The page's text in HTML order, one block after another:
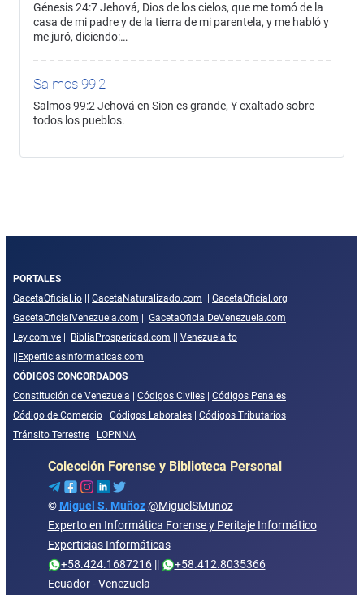
Génesis 24:7 Jehová, Dios de los cielos, que me tomó de la
casa de mi padre y de la tierra de mi parentela, y me habló y
me juró, diciendo:…
Salmos 99:2
Salmos 99:2 Jehová en Sion es grande, Y exaltado sobre
todos los pueblos.
PORTALES
GacetaOficial.io
GacetaNaturalizado.com
GacetaOficial.org
GacetaOficialVenezuela.com
GacetaOficialDeVenezuela.com
Ley.com.ve
BibliaProsperidad.com
Venezuela.to
ExperticiasInformaticas.com
CÓDIGOS CONCORDADOS
Constitución de Venezuela
Códigos Civiles
Códigos Penales
Código de Comercio
Códigos Laborales
Códigos Tributarios
Tránsito Terrestre
LOPNNA
Colección Forense y Biblioteca Personal
© Miguel S. Muñoz @MiguelSMunoz
Experto en Informática Forense y Peritaje Informático
Experticias Informáticas
+58.424.1687216||
+58.412.8035366
Ecuador - Venezuela